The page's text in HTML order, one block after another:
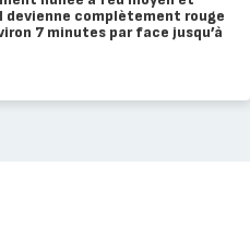
complètement rouge
7 minutes par face jusqu’à